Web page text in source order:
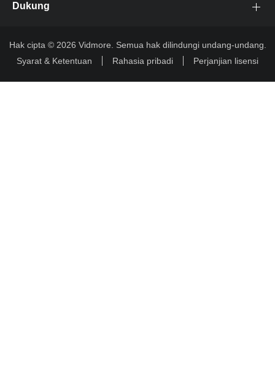
Dukung
Hak cipta © 2026 Vidmore. Semua hak dilindungi undang-undang.
Syarat & Ketentuan
Rahasia pribadi Perjanjian lisensi